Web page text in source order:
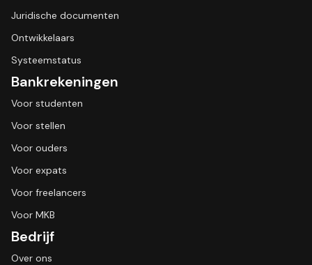
Juridische documenten
Ontwikkelaars
Systeemstatus
Bankrekeningen
Voor studenten
Voor stellen
Voor ouders
Voor expats
Voor freelancers
Voor MKB
Bedrijf
Over ons